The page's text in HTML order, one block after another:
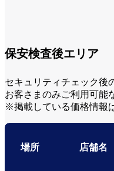
保安検査後エリア
セキュリティチェック後
お客さまのみご利用可能
※掲載している価格情報
場所 店舗名